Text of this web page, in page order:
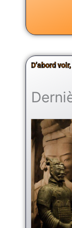
D’abord